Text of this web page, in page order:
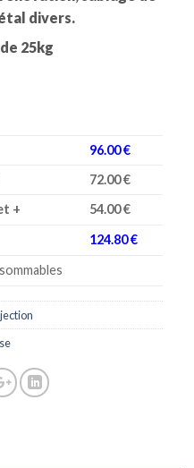
divers.
25kg
96.00 €
72.00 €
+
54.00 €
124.80 €